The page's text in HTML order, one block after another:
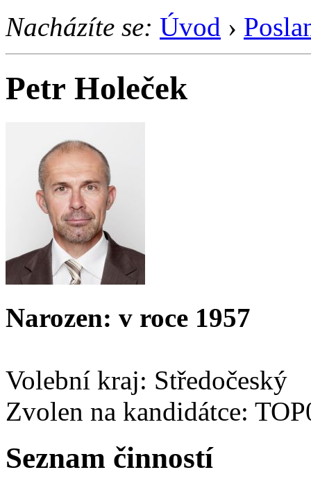
Nacházíte se: Úvod ›
Petr Holeček
Narozen: v roce 1957
Volební kraj: Středočeský
Zvolen na kandidátce:
Seznam činností